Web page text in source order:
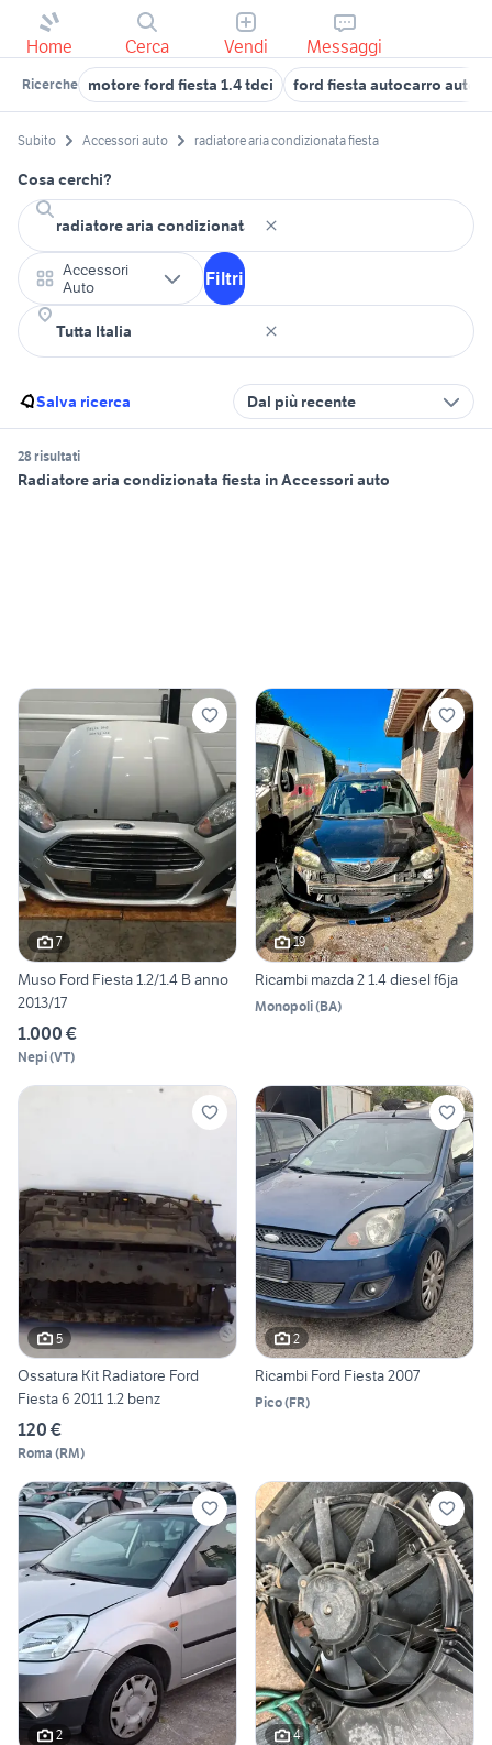
Home Cerca Vendi Messaggi
Ricerche motore ford fiesta 1.4 tdci ford fiesta autocarro auto
Subito Accessori auto radiatore aria condizionata fiesta
Cosa cerchi?
Accessori
Auto
Filtri
Salva ricerca Dal più recente
28 risultati
Radiatore aria condizionata fiesta in Accessori auto
7
Muso Ford Fiesta 1.2/1.4 B anno
2013/17
1.000 €
Nepi(VT)
19
Ricambi mazda 2 1.4 diesel f6ja
Monopoli(BA)
5
Ossatura Kit Radiatore Ford
Fiesta 6 2011 1.2 benz
120 €
Roma (RM)
2
Ricambi Ford Fiesta 2007
Pico(FR)
2 4